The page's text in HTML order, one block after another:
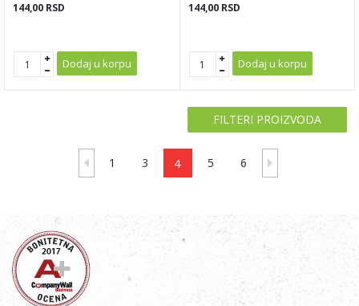
144,00 RSD
Dodaj u korpu
144,00 RSD
Dodaj u korpu
FILTERI PROIZVODA
1 3 4 5 6